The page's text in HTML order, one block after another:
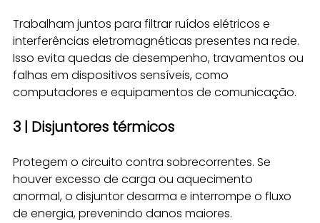
Trabalham juntos para filtrar ruídos elétricos e
interferências eletromagnéticas presentes na rede.
Isso evita quedas de desempenho, travamentos ou
falhas em dispositivos sensíveis, como
computadores e equipamentos de comunicação.
3 | Disjuntores térmicos
Protegem o circuito contra sobrecorrentes. Se
houver excesso de carga ou aquecimento
anormal, o disjuntor desarma e interrompe o fluxo
de energia, prevenindo danos maiores.